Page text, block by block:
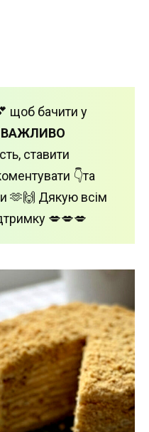
щоб бачити у
ВАЖЛИВО
ставити
👇та
🫶🙌 Дякую всім
💋💋💋